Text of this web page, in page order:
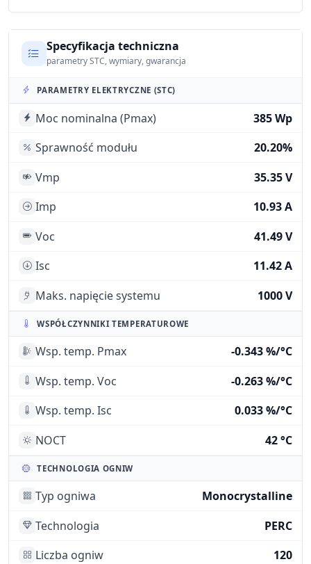
Specyfikacja techniczna
parametry STC, wymiary, gwarancja
PARAMETRY ELEKTRYCZNE (STC)
Moc nominalna (Pmax)
385 Wp
Sprawność modułu
20.20%
Vmp
35.35 V
Imp
10.93 A
Voc
41.49 V
Isc
11.42 A
Maks. napięcie systemu
1000 V
WSPÓŁCZYNNIKI TEMPERATUROWE
Wsp. temp. Pmax
-0.343 %/°C
Wsp. temp. Voc
-0.263 %/°C
Wsp. temp. Isc
0.033 %/°C
NOCT
42 °C
TECHNOLOGIA OGNIW
Typ ogniwa
Monocrystalline
Technologia
PERC
Liczba ogniw
120